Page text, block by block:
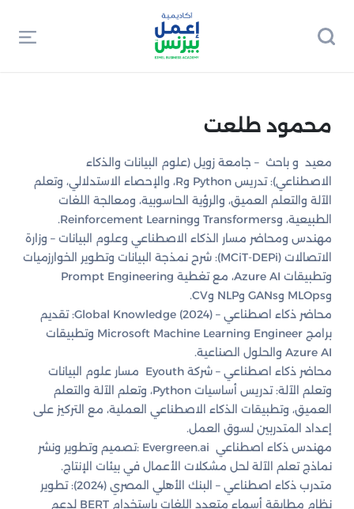
محمود طلعت
معيد و باحث – جامعة زويل (علوم البيانات والذكاء
الاصطناعي): تدريس Python وR، والإحصاء الاستدلالي، وتعلم
الآلة والتعلم العميق، والرؤية الحاسوبية، ومعالجة اللغات
الطبيعية، وTransformers وReinforcement Learning.
مهندس ومحاضر مسار الذكاء الاصطناعي وعلوم البيانات – وزارة
الاتصالات (MCiT-DEPi): شرح نمذجة البيانات وتطوير الخوارزميات
وتطبيقات Azure AI، مع تغطية Prompt Engineering
وMLOps وGANs وNLP وCV.
محاضر ذكاء اصطناعي – Global Knowledge (2024): تقديم
برامج Microsoft Machine Learning Engineer وتطبيقات
Azure AI والحلول الصناعية.
محاضر ذكاء اصطناعي – شركة Eyouth مسار علوم البيانات
وتعلم الآلة: تدريس أساسيات Python، وتعلم الآلة والتعلم
العميق، وتطبيقات الذكاء الاصطناعي العملية، مع التركيز على
إعداد المتدربين لسوق العمل.
مهندس ذكاء اصطناعي Evergreen.ai :تصميم وتطوير ونشر
نماذج تعلم الآلة لحل مشكلات الأعمال في بيئات الإنتاج.
متدرب ذكاء اصطناعي – البنك الأهلي المصري (2024): تطوير
نظام مطابقة أسماء متعدد اللغات باستخدام BERT لدعم